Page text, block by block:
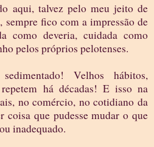
aqui, talvez pelo meu jeito de
sempre fico com a impressão de
como deveria, cuidada como
pelos próprios pelotenses.
Velhos hábitos,
há décadas! E isso na
no comércio, no cotidiano da
coisa que pudesse mudar o que
inadequado.